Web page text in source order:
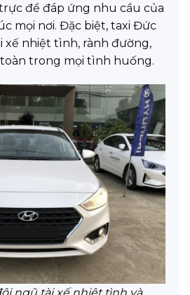
để đáp ứng nhu cầu của
mọi nơi. Đặc biệt, taxi Đức
xế nhiệt tình, rành đường,
toàn trong mọi tình huống.
ngũ tài xế nhiệt tình và